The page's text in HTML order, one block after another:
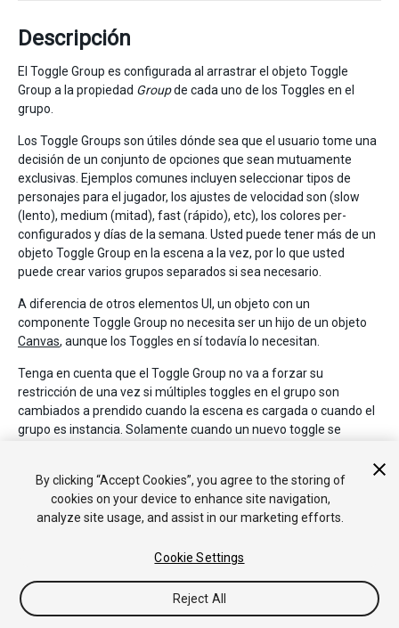
Descripción
El Toggle Group es configurada al arrastrar el objeto Toggle
Group a la propiedad Groupde cada uno de los Toggles en el
grupo.
Los Toggle Groups son útiles dónde sea que el usuario tome una
decisión de un conjunto de opciones que sean mutuamente
exclusivas. Ejemplos comunes incluyen seleccionar tipos de
personajes para el jugador, los ajustes de velocidad son (slow
(lento), medium (mitad), fast (rápido), etc), los colores per-
configurados y días de la semana. Usted puede tener más de un
objeto Toggle Group en la escena a la vez, por lo que usted
puede crear varios grupos separados si sea necesario.
A diferencia de otros elementos UI, un objeto con un
componente Toggle Group no necesita ser un hijo de un objeto
Canvas, aunque los Toggles en sí todavía lo necesitan.
Tenga en cuenta que el Toggle Group no va a forzar su
restricción de una vez si múltiples toggles en el grupo son
cambiados a prendido cuando la escena es cargada o cuando el
grupo es instancia. Solamente cuando un nuevo toggle se
esté cambiado a prendido desde el inicio.
By clicking “Accept Cookies”, you agree to the storing of
cookies on your device to enhance site navigation,
analyze site usage, and assist in our marketing efforts.
Cookie Settings
Reject All